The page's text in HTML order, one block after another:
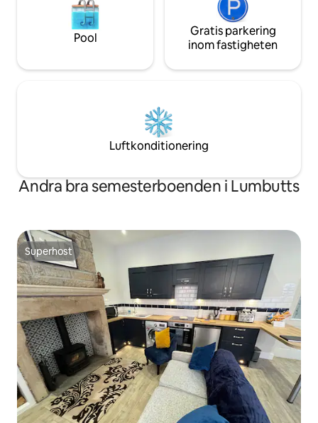
Pool
Gratis parkering
inom fastigheten
Luftkonditionering
Andra bra semesterboenden i Lumbutts
Superhost
Superhost